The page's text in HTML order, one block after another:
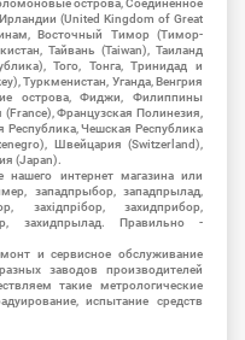
острова, Соединенное
(United Kingdom of Great
Восточный Тимор (Тимор-
Тайвань (Taiwan), Таиланд
Того, Тонга, Тринидад и
Туркменистан, Уганда, Венгрия
острова, Фиджи, Филиппины
Французская Полинезия,
Республика, Чешская Республика
Швейцария (Switzerland),
(Japan).
нашего интернет магазина или
западпрыбор, западпрылад,
західпрібор, захидприбор,
захидпрылад. Правильно -
и сервисное обслуживание
заводов производителей
такие метрологические
испытание средств